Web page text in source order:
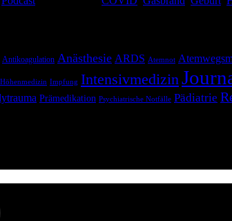
Antikoagulation Anästhesie ARDS Atemnot
Höhenmedizin Impfung Intensivmedizin
Prämedikation Psychiatrische Notfälle Pädiatrie